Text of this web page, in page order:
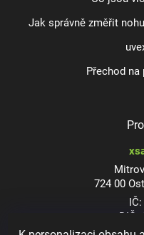
Jak správně změřit
Přechod na
724 00
DIČ: